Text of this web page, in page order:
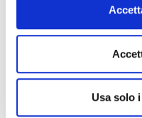
Usa solo
Fitofarmattivo Slim
Dieta Zero Regolarità
Dieta Zero Perfetto
Termogenica
Dieta Zero